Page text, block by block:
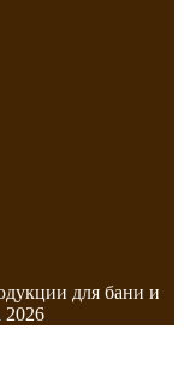
для бани и
2026